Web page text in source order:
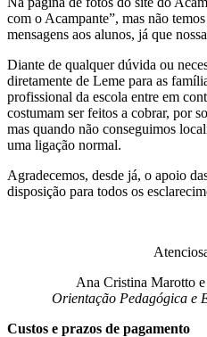
com o Acampante”, mas não
mensagens aos alunos, já que
Diante de qualquer dúvida ou
diretamente de Leme para as
profissional da escola entre em
costumam ser feitos a cobrar, por
mas quando não conseguimos
uma ligação normal.
Agradecemos, desde já, o apoio
disposição para todos os
Ana Cristina Marotto
Orientação Pedagógica e
Custos e prazos de pagamento